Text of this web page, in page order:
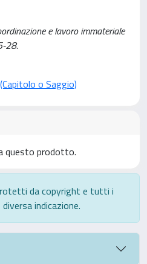
e lavoro immateriale
28.
o Saggio)
questo prodotto.
da copyright e tutti i
indicazione.